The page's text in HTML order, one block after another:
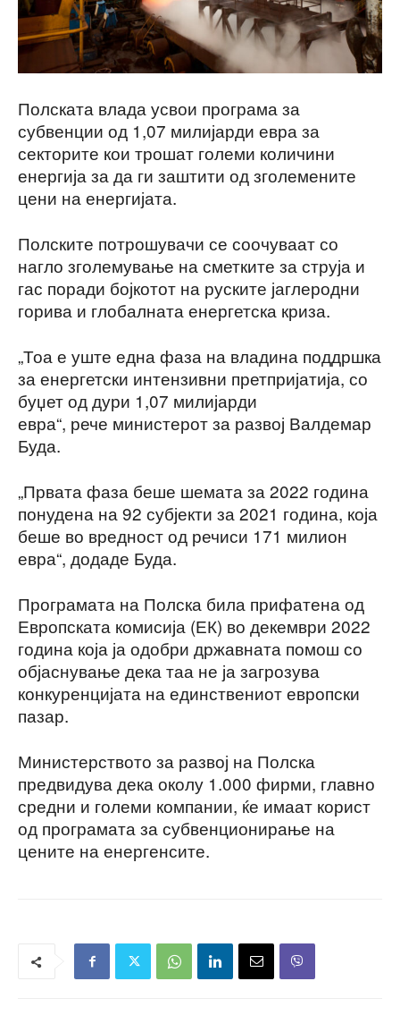
Полската влада усвои програма за
субвенции од 1,07 милијарди евра за
секторите кои трошат големи количини
енергија за да ги заштити од зголемените
цени на енергијата.
Полските потрошувачи се соочуваат со
нагло зголемување на сметките за струја и
гас поради бојкотот на руските јаглеродни
горива и глобалната енергетска криза.
„Тоа е уште една фаза на владина поддршка
за енергетски интензивни претпријатија, со
буџет од дури 1,07 милијарди
евра“, рече министерот за развој Валдемар
Буда.
„Првата фаза беше шемата за 2022 година
понудена на 92 субјекти за 2021 година, која
беше во вредност од речиси 171 милион
евра“, додаде Буда.
Програмата на Полска била прифатена од
Европската комисија (ЕК) во декември 2022
година која ја одобри државната помош со
објаснување дека таа не ја загрозува
конкуренцијата на единствениот европски
пазар.
Министерството за развој на Полска
предвидува дека околу 1.000 фирми, главно
средни и големи компании, ќе имаат корист
од програмата за субвенционирање на
цените на енергенсите.